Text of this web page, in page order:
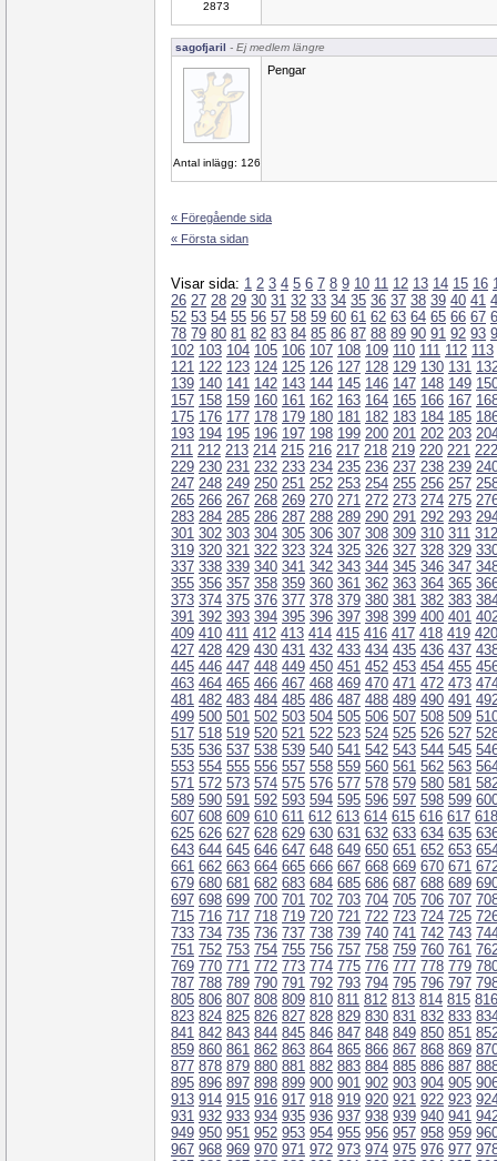
2873
sagofjaril - Ej medlem längre
Antal inlägg: 126
Pengar
« Föregående sida
« Första sidan
Visar sida: 1 2 3 4 5 6 7 8 9 10 11 12 13 14 15 16
26 27 28 29 30 31 32 33 34 35 36 37 38 39 40 41
52 53 54 55 56 57 58 59 60 61 62 63 64 65 66 67
78 79 80 81 82 83 84 85 86 87 88 89 90 91 92 93
102 103 104 105 106 107 108 109 110 111 112 113
121 122 123 124 125 126 127 128 129 130 131
139 140 141 142 143 144 145 146 147 148 149
157 158 159 160 161 162 163 164 165 166 167
175 176 177 178 179 180 181 182 183 184 185
193 194 195 196 197 198 199 200 201 202 203
211 212 213 214 215 216 217 218 219 220 221 222
229 230 231 232 233 234 235 236 237 238 239
247 248 249 250 251 252 253 254 255 256 257
265 266 267 268 269 270 271 272 273 274 275
283 284 285 286 287 288 289 290 291 292 293
301 302 303 304 305 306 307 308 309 310 311 312
319 320 321 322 323 324 325 326 327 328 329
337 338 339 340 341 342 343 344 345 346 347
355 356 357 358 359 360 361 362 363 364 365
373 374 375 376 377 378 379 380 381 382 383
391 392 393 394 395 396 397 398 399 400 401
409 410 411 412 413 414 415 416 417 418 419 420
427 428 429 430 431 432 433 434 435 436 437
445 446 447 448 449 450 451 452 453 454 455
463 464 465 466 467 468 469 470 471 472 473
481 482 483 484 485 486 487 488 489 490 491
499 500 501 502 503 504 505 506 507 508 509
517 518 519 520 521 522 523 524 525 526 527
535 536 537 538 539 540 541 542 543 544 545
553 554 555 556 557 558 559 560 561 562 563
571 572 573 574 575 576 577 578 579 580 581
589 590 591 592 593 594 595 596 597 598 599
607 608 609 610 611 612 613 614 615 616 617 618
625 626 627 628 629 630 631 632 633 634 635
643 644 645 646 647 648 649 650 651 652 653
661 662 663 664 665 666 667 668 669 670 671
679 680 681 682 683 684 685 686 687 688 689
697 698 699 700 701 702 703 704 705 706 707
715 716 717 718 719 720 721 722 723 724 725
733 734 735 736 737 738 739 740 741 742 743
751 752 753 754 755 756 757 758 759 760 761
769 770 771 772 773 774 775 776 777 778 779
787 788 789 790 791 792 793 794 795 796 797
805 806 807 808 809 810 811 812 813 814 815 816
823 824 825 826 827 828 829 830 831 832 833
841 842 843 844 845 846 847 848 849 850 851
859 860 861 862 863 864 865 866 867 868 869
877 878 879 880 881 882 883 884 885 886 887
895 896 897 898 899 900 901 902 903 904 905
913 914 915 916 917 918 919 920 921 922 923
931 932 933 934 935 936 937 938 939 940 941
949 950 951 952 953 954 955 956 957 958 959
967 968 969 970 971 972 973 974 975 976 977